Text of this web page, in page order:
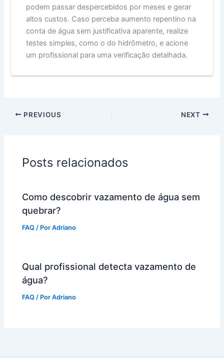
podem passar despercebidos por meses e gerar
altos custos. Caso perceba aumento repentino na
conta de água sem justificativa aparente, realize
testes simples, como o do hidrômetro, e acione
um profissional para uma verificação detalhada.
PREVIOUS NEXT
Posts relacionados
Como descobrir vazamento de água sem
quebrar?
FAQ / PorAdriano
Qual profissional detecta vazamento de
água?
FAQ / PorAdriano